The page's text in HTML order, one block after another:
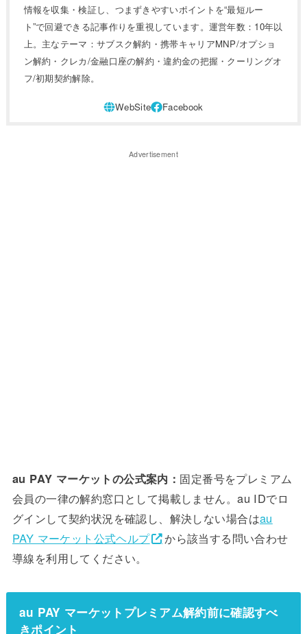
情報を収集・検証し、つまずきやすいポイントを“最短ルー
ト”で回避できる記事作りを重視しています。運営年数：10年以
上。主なテーマ：サブスク解約・携帯キャリアMNP/オプショ
ン解約・クレカ/金融口座の解約・違約金の把握・クーリングオ
フ/初期契約解除。
Advertisement
au PAY マーケットの公式案内： 固定番号をプレミアム
会員の一律の解約窓口として掲載しません。au IDでロ
グインして契約状況を確認し、解決しない場合はau
PAY マーケット公式ヘルプ
から該当する問い合わせ
導線を利用してください。
au PAY マーケットプレミアム解約前に確認すべ
きポイント